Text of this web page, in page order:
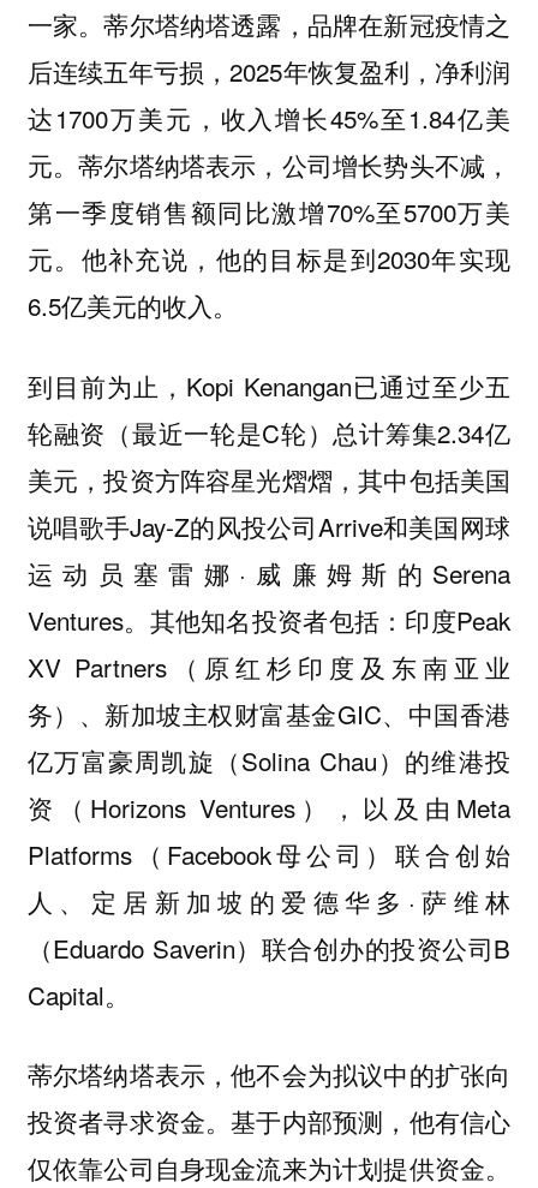
一家。蒂尔塔纳塔透露，品牌在新冠疫情之
后连续五年亏损，2025年恢复盈利，净利润
达1700万美元，收入增长45%至1.84亿美
元。蒂尔塔纳塔表示，公司增长势头不减，
第一季度销售额同比激增70%至5700万美
元。他补充说，他的目标是到2030年实现
6.5亿美元的收入。
到目前为止，Kopi Kenangan已通过至少五
轮融资（最近一轮是C轮）总计筹集2.34亿
美元，投资方阵容星光熠熠，其中包括美国
说唱歌手Jay-Z的风投公司Arrive和美国网球
运动员塞雷娜·威廉姆斯的Serena
Ventures。其他知名投资者包括：印度Peak
XV Partners（原红杉印度及东南亚业
务）、新加坡主权财富基金GIC、中国香港
亿万富豪周凯旋（Solina Chau）的维港投
资（Horizons Ventures），以及由Meta
Platforms（Facebook母公司）联合创始
人、定居新加坡的爱德华多·萨维林
（Eduardo Saverin）联合创办的投资公司B
Capital。
蒂尔塔纳塔表示，他不会为拟议中的扩张向
投资者寻求资金。基于内部预测，他有信心
仅依靠公司自身现金流来为计划提供资金。